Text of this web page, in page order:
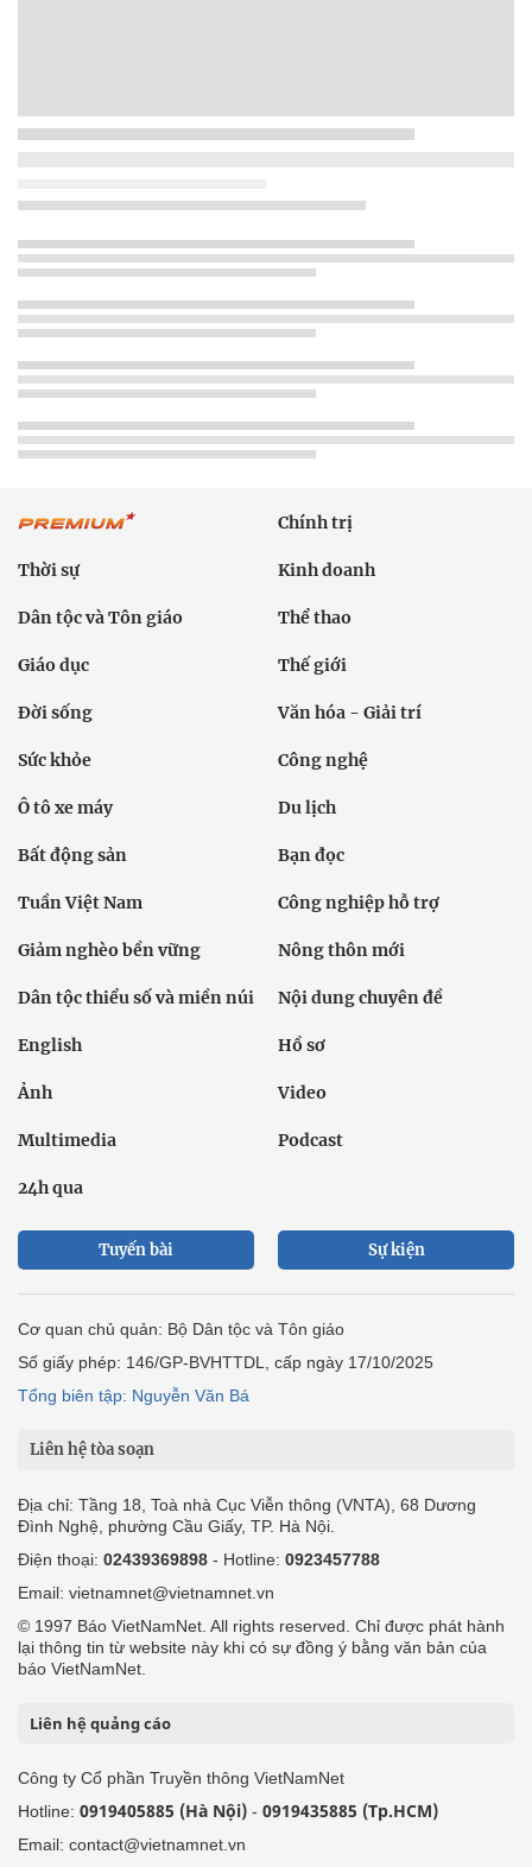
Chính trị
Thời sự Kinh doanh
Dân tộc và Tôn giáo Thể thao
Giáo dục Thế giới
Đời sống Văn hóa - Giải trí
Sức khỏe Công nghệ
Ô tô xe máy Du lịch
Bất động sản Bạn đọc
Tuần Việt Nam Công nghiệp hỗ trợ
Giảm nghèo bền vững Nông thôn mới
Dân tộc thiểu số và miền núi Nội dung chuyên đề
English Hồ sơ
Ảnh Video
Multimedia Podcast
24h qua
Tuyến bài Sự kiện
Cơ quan chủ quản: Bộ Dân tộc và Tôn giáo
Số giấy phép: 146/GP-BVHTTDL, cấp ngày 17/10/2025
Tổng biên tập: Nguyễn Văn Bá
Liên hệ tòa soạn
Địa chỉ: Tầng 18, Toà nhà Cục Viễn thông (VNTA), 68 Dương
Đình Nghệ, phường Cầu Giấy, TP. Hà Nội.
Điện thoại: 02439369898 - Hotline: 0923457788
Email: vietnamnet@vietnamnet.vn
© 1997 Báo VietNamNet. All rights reserved. Chỉ được phát hành
lại thông tin từ website này khi có sự đồng ý bằng văn bản của
báo VietNamNet.
Liên hệ quảng cáo
Công ty Cổ phần Truyền thông VietNamNet
Hotline: 0919405885 (Hà Nội) - 0919435885 (Tp.HCM)
Email: contact@vietnamnet.vn